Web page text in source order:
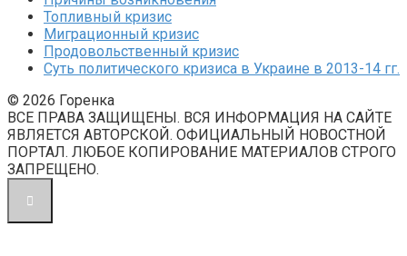
Топливный кризис
Миграционный кризис
Продовольственный кризис
Суть политического кризиса в Украине в 2013-14 гг.
© 2026 Горенка
ВСЕ ПРАВА ЗАЩИЩЕНЫ. ВСЯ ИНФОРМАЦИЯ НА САЙТЕ
ЯВЛЯЕТСЯ АВТОРСКОЙ. ОФИЦИАЛЬНЫЙ НОВОСТНОЙ
ПОРТАЛ. ЛЮБОЕ КОПИРОВАНИЕ МАТЕРИАЛОВ СТРОГО
ЗАПРЕЩЕНО.